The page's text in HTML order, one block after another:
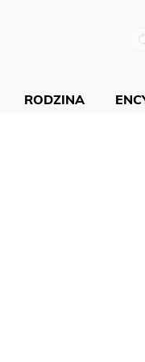
RODZINA